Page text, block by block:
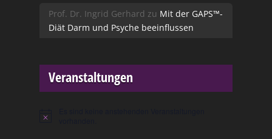
Prof. Dr. Ingrid Gerhard zu Mit der GAPS™-
Diät Darm und Psyche beeinflussen
Veranstaltungen
Hinweis